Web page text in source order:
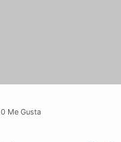
0 Me Gusta